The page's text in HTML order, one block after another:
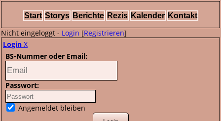
Start Storys Berichte Rezis Kalender Kontakt
Nicht eingeloggt - Login [Registrieren]
Login X
BS-Nummer oder Email:
Passwort:
Angemeldet bleiben